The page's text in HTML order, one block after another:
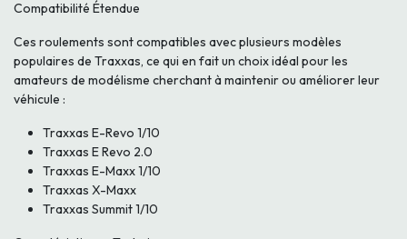
Compatibilité Étendue
Ces roulements sont compatibles avec plusieurs modèles
populaires de Traxxas, ce qui en fait un choix idéal pour les
amateurs de modélisme cherchant à maintenir ou améliorer leur
véhicule :
Traxxas E-Revo 1/10
Traxxas E Revo 2.0
Traxxas E-Maxx 1/10
Traxxas X-Maxx
Traxxas Summit 1/10